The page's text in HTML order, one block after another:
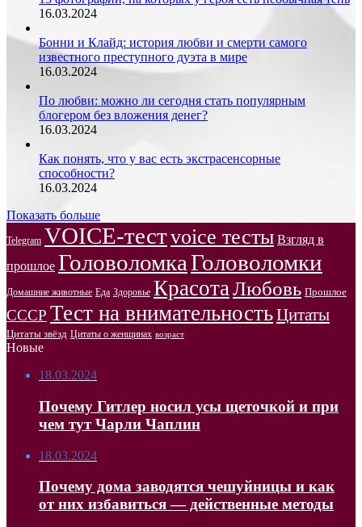
16.03.2024
Бонни и Клайд: история любви и смерти самого
известного преступного дуэта в мире
16.03.2024
По любви: можно ли сегодня стать популярным
блогером без вложения денег?
16.03.2024
Как понять, что у вас есть экстрасенсорные
способности?
16.03.2024
Показать больше
Telegram VOICE-тестvoice тесты Взгляд в
прошлое ГоловоломкаГоловоломки
Домашние животные Еда Здоровье КрасотаЛюбовь Прошлое
СССР Тест на внимательностьЦитаты
Цитаты звёзд Цитаты о женщинах возраст
Новые
18.03.2024
Почему Гитлер носил усы щеточкой и при
чем тут Чарли Чаплин
18.03.2024
Почему дома заводятся чешуйницы и как
от них избавиться — действенные методы